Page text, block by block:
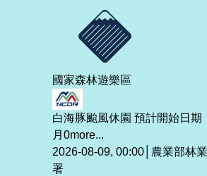
國家森林遊樂區
白海豚颱風休園 預計開始日期
月0more...
2026-08-09, 00:00│農業部林
署